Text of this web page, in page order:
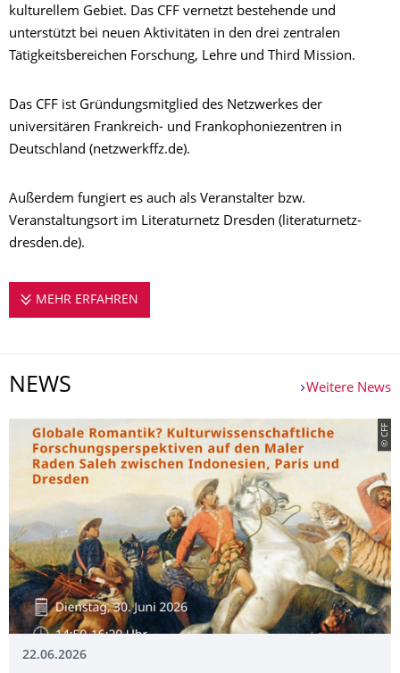
kulturellem Gebiet. Das CFF vernetzt bestehende und
unterstützt bei neuen Aktivitäten in den drei zentralen
Tätigkeitsbereichen Forschung, Lehre und Third Mission.
Das CFF ist Gründungsmitglied des Netzwerkes der
universitären Frankreich- und Frankophoniezentren in
Deutschland (netzwerkffz.de).
Außerdem fungiert es auch als Veranstalter bzw.
Veranstaltungsort im Literaturnetz Dresden (literaturnetz-
dresden.de).
MEHR ERFAHREN
NEWS Weitere News
© CFF
22.06.2026